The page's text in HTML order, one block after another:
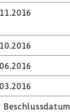
Beschluss­datum